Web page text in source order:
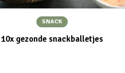
SNACK
10x gezonde snackballetjes